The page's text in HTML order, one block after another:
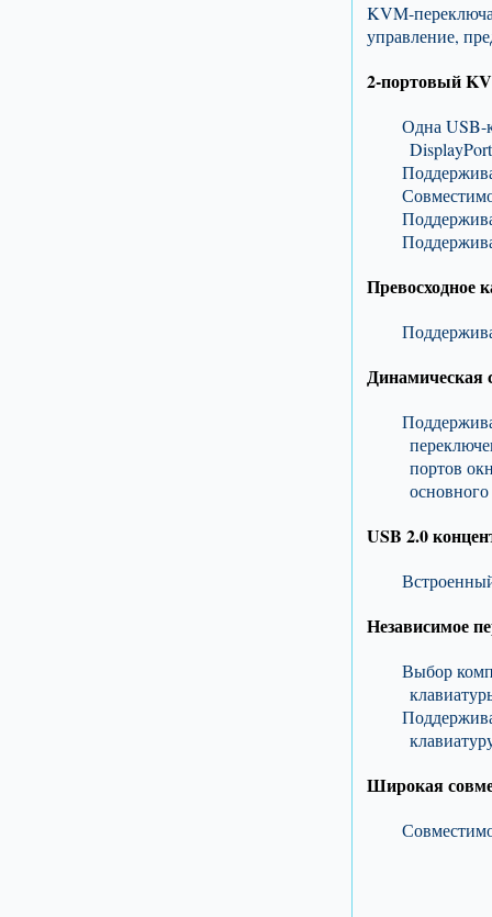
KVM-
управление,
2-портовый
Одна USB-
Превосходное
Динамическая
портов
USB 2.0
Независимое
Выбор
Широкая